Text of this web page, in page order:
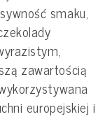
smaku,
zawartością
europejskiej i